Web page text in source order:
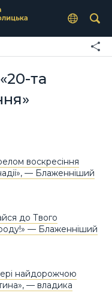
та
воскресіння
— Блаженніший
до Твого
— Блаженніший
найдорожчою
— владика